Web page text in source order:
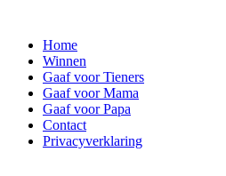
Home
Winnen
Gaaf voor Tieners
Gaaf voor Mama
Gaaf voor Papa
Contact
Privacyverklaring